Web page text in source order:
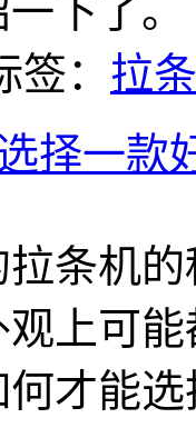
下了。
签： 拉
择一款
条机
上可
才能